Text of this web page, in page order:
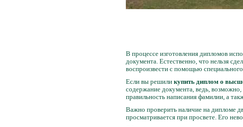
В процессе изготовления дипломов
документа. Естественно, что нельзя
воспроизвести с помощью
Если вы решили купить диплом о
содержание документа, ведь,
правильность написания фамилии, а
Важно проверить наличие на дипломе
просматривается при просвете. Его